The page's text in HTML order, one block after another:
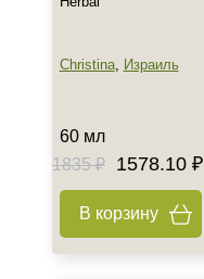
Christina, Израиль
60 мл
1835 ₽
1578.10 ₽
В корзину